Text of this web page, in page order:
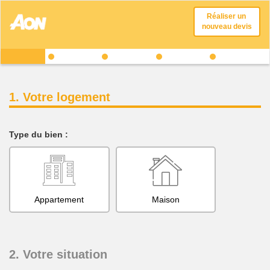
Réaliser un
nouveau devis
1. Votre logement
Type du bien :
Appartement Maison
2. Votre situation